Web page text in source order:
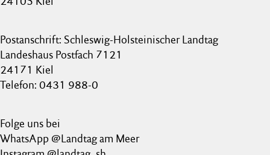
Postanschrift: Schleswig-Holsteinischer Landtag
Landeshaus Postfach 7121
24171 Kiel
Telefon: 0431 988-0
Folge uns bei
WhatsApp @Landtag am Meer